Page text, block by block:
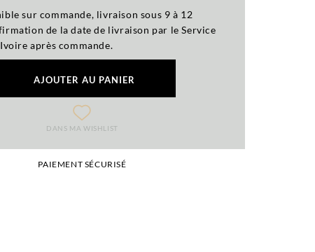
sur commande, livraison sous 9 à 12
de la date de livraison par le Service
après commande.
AJOUTER AU PANIER
DANS MA WISHLIST
PAIEMENT SÉCURISÉ